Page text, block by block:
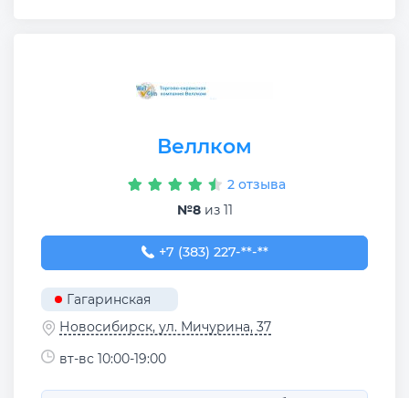
Веллком
2 отзыва
№8из 11
+7 (383) 227-09-09
+7 (383) 227-**-**
Гагаринская
Новосибирск, ул. Мичурина, 37
вт-вс 10:00-19:00